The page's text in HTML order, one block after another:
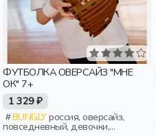
ФУТБОЛКА ОВЕРСАЙЗ "МНЕ
ОК" 7+
1 329 ₽
BUNGLYроссия, оверсайз,
повседневный, девочки,